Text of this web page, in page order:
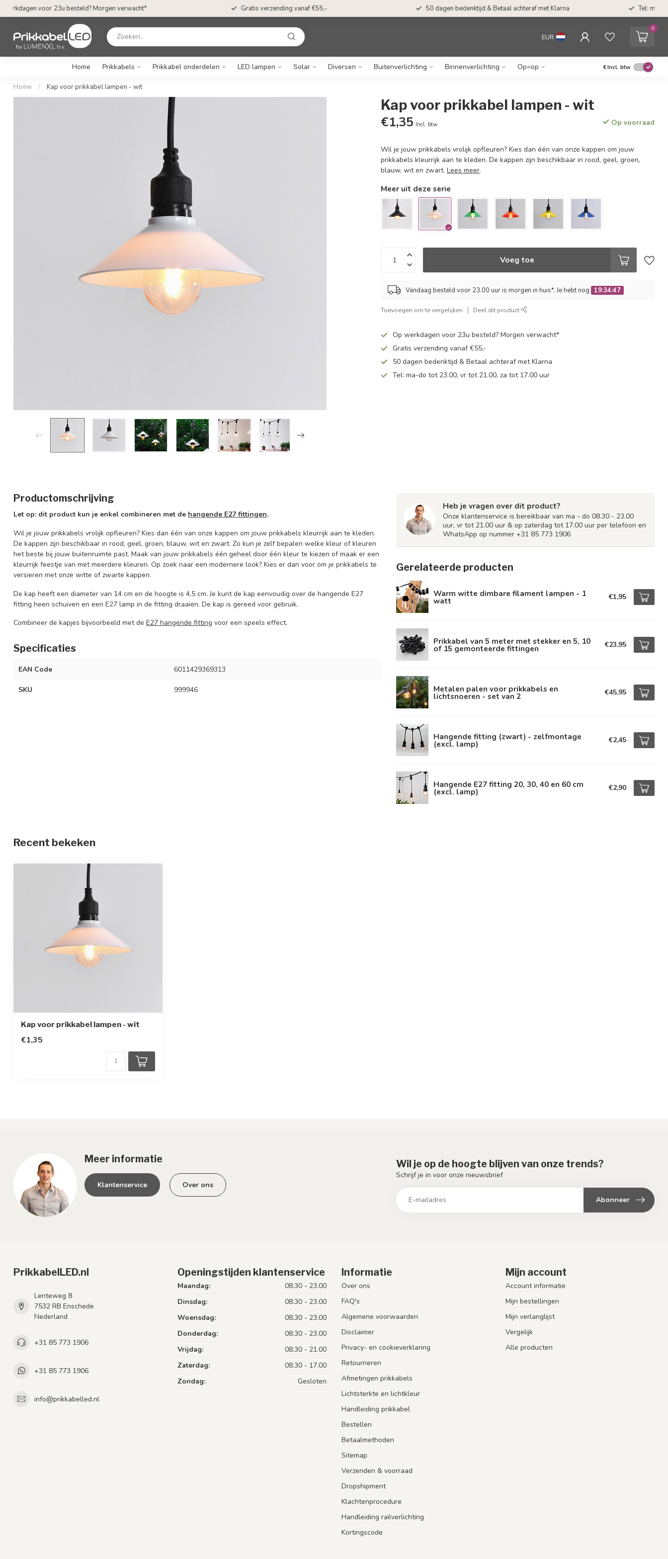
Op werkdagen voor 23u besteld? Morgen verwacht* Gratis verzending vanaf €55,- 50 dagen bedenktijd & Betaal achteraf met Klarna
EUR
0
Home Prikkabels Prikkabel onderdelen LED lampen Solar Diversen Buitenverlichting Binnenverlichting Op=op €Incl. btw
Home / Kap voor prikkabel lampen - wit
Kap voor prikkabel lampen - wit
€1,35 Incl. btw Op voorraad
Wil je jouw prikkabels vrolijk opfleuren? Kies dan één van onze kappen om jouw
prikkabels kleurrijk aan te kleden. De kappen zijn beschikbaar in rood, geel, groen,
blauw, wit en zwart.Lees meer.
Meer uit deze serie
Voeg toe
Vandaag besteld voor 23.00 uur is morgen in huis*. Je hebt nog 19:34:46
Toevoegen om te vergelijken Deel dit product
Op werkdagen voor 23u besteld? Morgen verwacht*
Gratis verzending vanaf €55,-
50 dagen bedenktijd & Betaal achteraf met Klarna
Tel: ma-do tot 23.00, vr tot 21.00, za tot 17.00 uur
Productomschrijving
Let op: dit product kun je enkel combineren met de hangende E27 fittingen.
Wil je jouw prikkabels vrolijk opfleuren? Kies dan één van onze kappen om jouw prikkabels kleurrijk aan te kleden.
De kappen zijn beschikbaar in rood, geel, groen, blauw, wit en zwart. Zo kun je zelf bepalen welke kleur of kleuren
het beste bij jouw buitenruimte past. Maak van jouw prikkabels één geheel door één kleur te kiezen of maak er een
kleurrijk feestje van met meerdere kleuren. Op zoek naar een modernere look? Kies er dan voor om je prikkabels te
versieren met onze witte of zwarte kappen.
De kap heeft een diameter van 14 cm en de hoogte is 4,5 cm. Je kunt de kap eenvoudig over de hangende E27
fitting heen schuiven en een E27 lamp in de fitting draaien. De kap is gereed voor gebruik.
Combineer de kapjes bijvoorbeeld met de E27 hangende fitting voor een speels effect.
Specificaties
EAN Code 6011429369313
SKU 999946
Heb je vragen over dit product?
Onze klantenservice is bereikbaar van ma - do 08.30 - 23.00
uur, vr tot 21.00 uur & op zaterdag tot 17.00 uur per telefoon en
WhatsApp op nummer +31 85 773 1906
Gerelateerde producten
Warm witte dimbare filament lampen - 1
watt €1,95
Prikkabel van 5 meter met stekker en 5, 10
of 15 gemonteerde fittingen €23,95
Metalen palen voor prikkabels en
lichtsnoeren - set van 2 €45,95
Hangende fitting (zwart) - zelfmontage
(excl. lamp) €2,45
Hangende E27 fitting 20, 30, 40 en 60 cm
(excl. lamp) €2,90
Recent bekeken
Kap voor prikkabel lampen - wit
€1,35
Meer informatie
Klantenservice Over ons
Wil je op de hoogte blijven van onze trends?
Schrijf je in voor onze nieuwsbrief
Abonneer
PrikkabelLED.nl
Lenteweg 8
7532 RB Enschede
Nederland
+31 85 773 1906
+31 85 773 1906
info@prikkabelled.nl
Openingstijden klantenservice
Maandag:
08.30 - 23.00
Dinsdag:
08.30 - 23.00
Woensdag:
08.30 - 23.00
Donderdag:
08.30 - 23.00
Vrijdag:
08.30 - 21.00
Zaterdag:
08.30 - 17.00
Zondag:
Gesloten
Informatie
Over ons
FAQ's
Algemene voorwaarden
Disclaimer
Privacy- en cookieverklaring
Retourneren
Afmetingen prikkabels
Lichtsterkte en lichtkleur
Handleiding prikkabel
Bestellen
Betaalmethoden
Sitemap
Verzenden & voorraad
Dropshipment
Klachtenprocedure
Handleiding railverlichting
Kortingscode
Mijn account
Account informatie
Mijn bestellingen
Mijn verlanglijst
Vergelijk
Alle producten